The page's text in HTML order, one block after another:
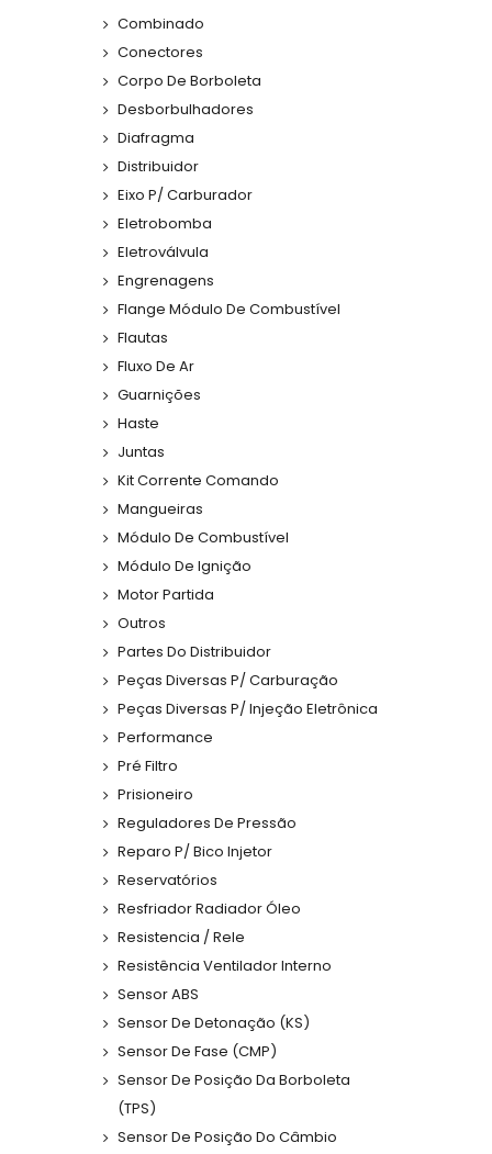
Combinado
Conectores
Corpo De Borboleta
Desborbulhadores
Diafragma
Distribuidor
Eixo P/ Carburador
Eletrobomba
Eletroválvula
Engrenagens
Flange Módulo De Combustível
Flautas
Fluxo De Ar
Guarnições
Haste
Juntas
Kit Corrente Comando
Mangueiras
Módulo De Combustível
Módulo De Ignição
Motor Partida
Outros
Partes Do Distribuidor
Peças Diversas P/ Carburação
Peças Diversas P/ Injeção Eletrônica
Performance
Pré Filtro
Prisioneiro
Reguladores De Pressão
Reparo P/ Bico Injetor
Reservatórios
Resfriador Radiador Óleo
Resistencia / Rele
Resistência Ventilador Interno
Sensor ABS
Sensor De Detonação (KS)
Sensor De Fase (CMP)
Sensor De Posição Da Borboleta
(TPS)
Sensor De Posição Do Câmbio